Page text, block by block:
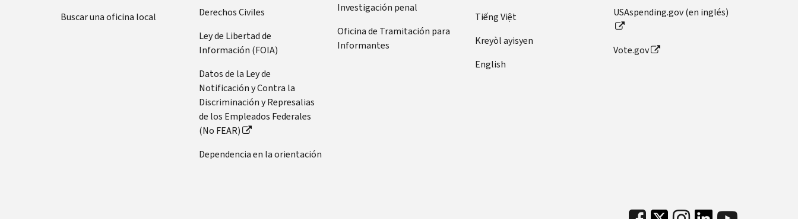
Buscar una oficina local
Derechos Civiles
Ley de Libertad de
Información (FOIA)
Datos de la Ley de
Notificación y Contra la
Discriminación y Represalias
de los Empleados Federales
(No FEAR)
Dependencia en la orientación
Investigación penal
Oficina de Tramitación para
Informantes
Tiếng Việt
Kreyòl ayisyen
English
USAspending.gov (en inglés)
Vote.gov